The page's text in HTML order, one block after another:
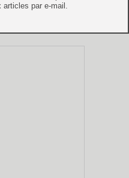
articles par e-mail.